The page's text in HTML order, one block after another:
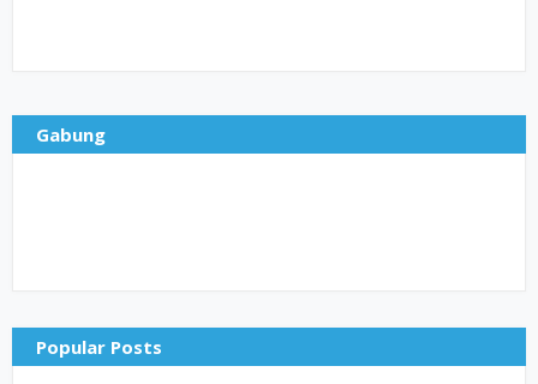
Gabung
Popular Posts